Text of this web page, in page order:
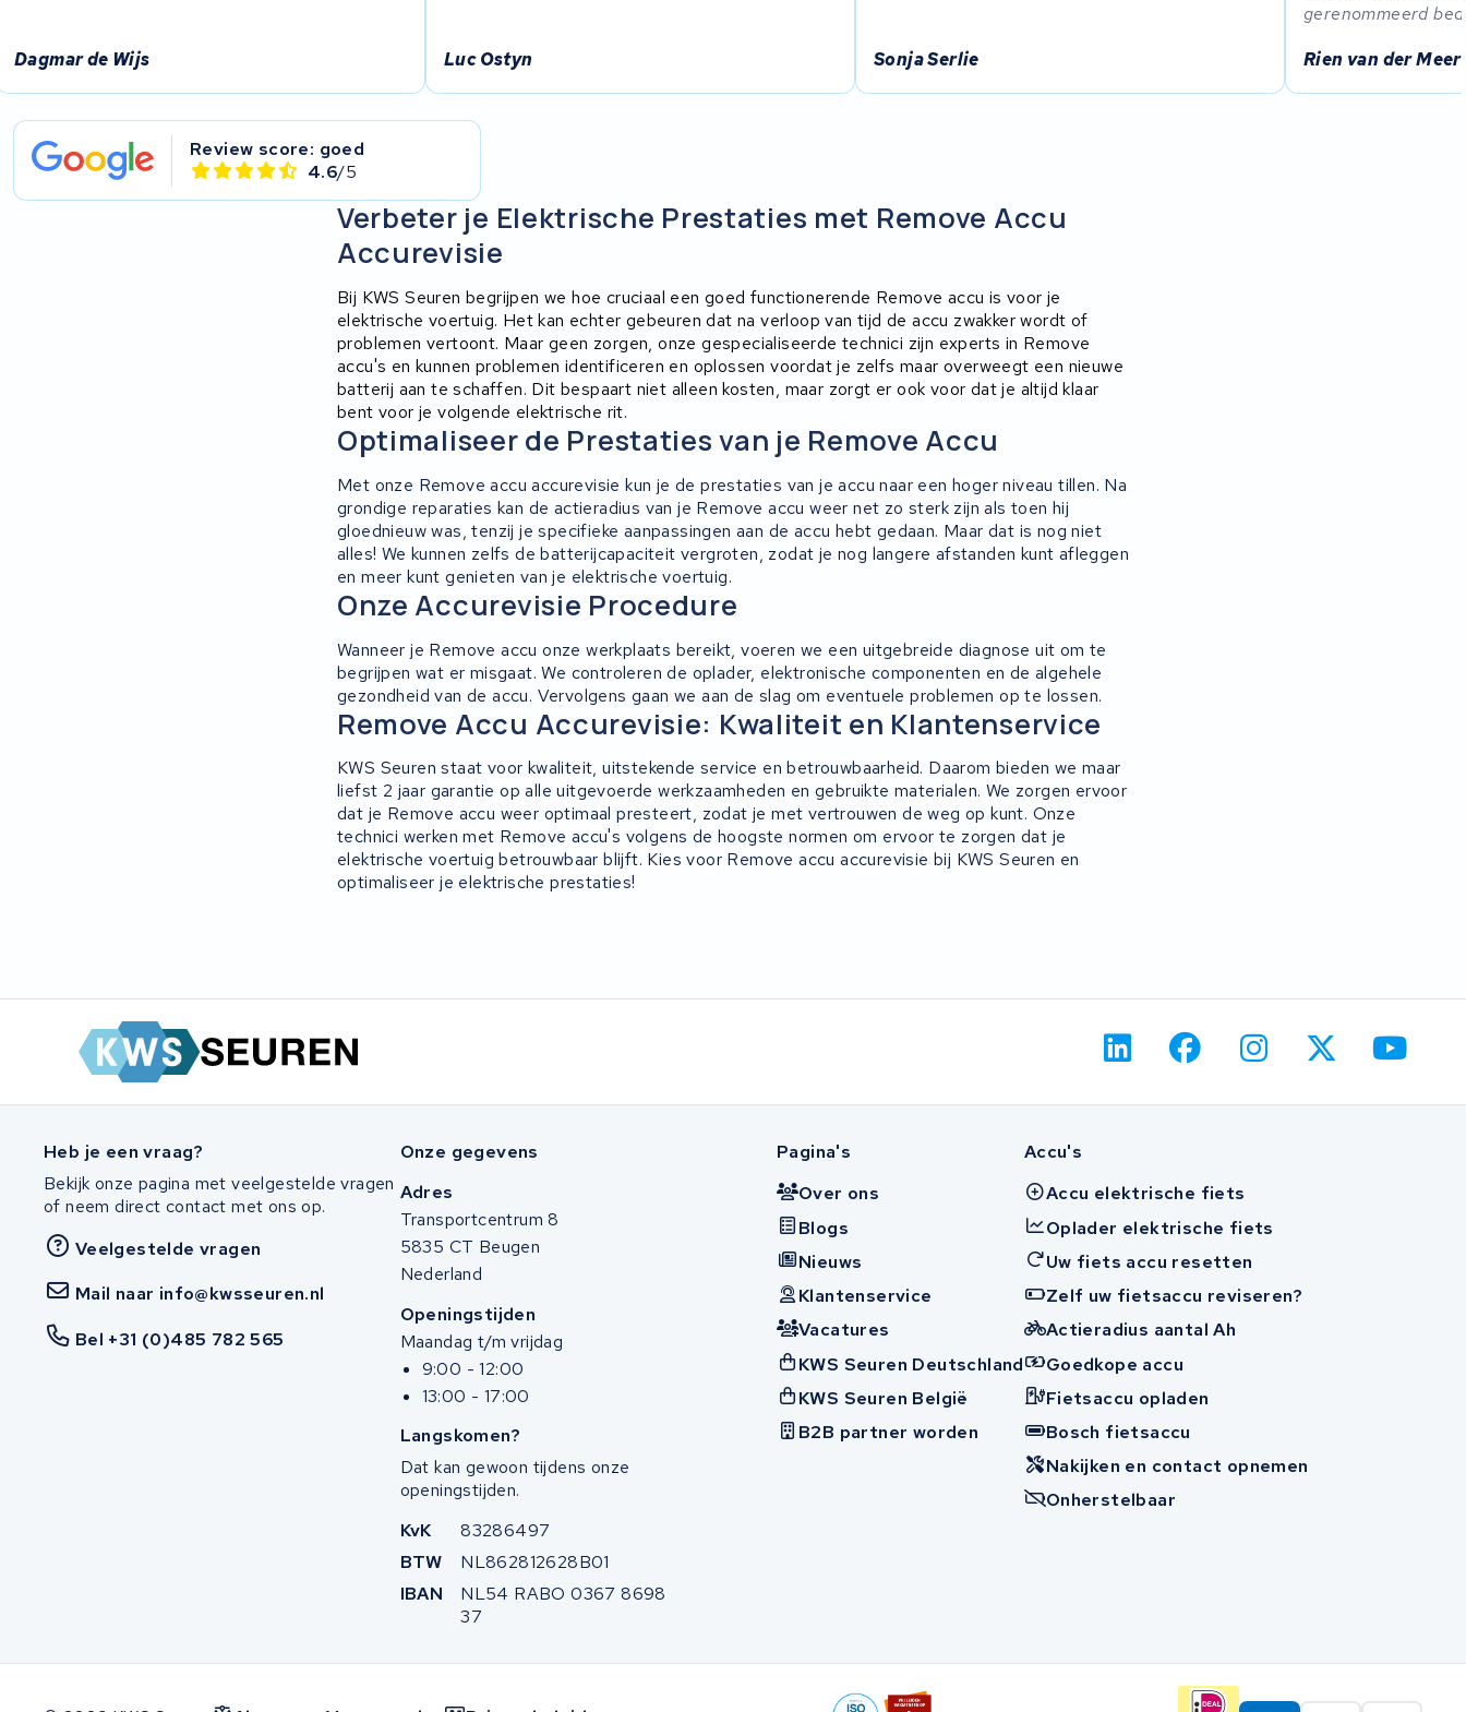
Devron
Derby cycle
Ultracell
Technibike
KUKA AG
Bianchi
Stella
Winther
Dagmar de Wijs Luc Ostyn Sonja Serlie
gerenommeerd
Rien van der Meer
Review score: goed
4.6/5
Verbeter je Elektrische Prestaties met Remove Accu
Accurevisie
Bij KWS Seuren begrijpen we hoe cruciaal een goed functionerende Remove accu is voor je
elektrische voertuig. Het kan echter gebeuren dat na verloop van tijd de accu zwakker wordt of
problemen vertoont. Maar geen zorgen, onze gespecialiseerde technici zijn experts in Remove
accu's en kunnen problemen identificeren en oplossen voordat je zelfs maar overweegt een nieuwe
batterij aan te schaffen. Dit bespaart niet alleen kosten, maar zorgt er ook voor dat je altijd klaar
bent voor je volgende elektrische rit.
Optimaliseer de Prestaties van je Remove Accu
Met onze Remove accu accurevisie kun je de prestaties van je accu naar een hoger niveau tillen. Na
grondige reparaties kan de actieradius van je Remove accu weer net zo sterk zijn als toen hij
gloednieuw was, tenzij je specifieke aanpassingen aan de accu hebt gedaan. Maar dat is nog niet
alles! We kunnen zelfs de batterijcapaciteit vergroten, zodat je nog langere afstanden kunt afleggen
en meer kunt genieten van je elektrische voertuig.
Onze Accurevisie Procedure
Wanneer je Remove accu onze werkplaats bereikt, voeren we een uitgebreide diagnose uit om te
begrijpen wat er misgaat. We controleren de oplader, elektronische componenten en de algehele
gezondheid van de accu. Vervolgens gaan we aan de slag om eventuele problemen op te lossen.
Remove Accu Accurevisie: Kwaliteit en Klantenservice
KWS Seuren staat voor kwaliteit, uitstekende service en betrouwbaarheid. Daarom bieden we maar
liefst 2 jaar garantie op alle uitgevoerde werkzaamheden en gebruikte materialen. We zorgen ervoor
dat je Remove accu weer optimaal presteert, zodat je met vertrouwen de weg op kunt. Onze
technici werken met Remove accu's volgens de hoogste normen om ervoor te zorgen dat je
elektrische voertuig betrouwbaar blijft. Kies voor Remove accu accurevisie bij KWS Seuren en
optimaliseer je elektrische prestaties!
Heb je een vraag?
Bekijk onze pagina met veelgestelde vragen
of neem direct contact met ons op.
Veelgestelde vragen
Mail naar info@kwsseuren.nl
Bel +31 (0)485 782 565
Onze gegevens
Adres
Transportcentrum 8
5835 CT Beugen
Nederland
Openingstijden
Maandag t/m vrijdag
9:00 - 12:00
13:00 - 17:00
Langskomen?
Dat kan gewoon tijdens onze
openingstijden.
KvK
83286497
BTW
NL862812628B01
IBAN
NL54 RABO 0367 8698
37
Pagina's
Over ons
Blogs
Nieuws
Klantenservice
Vacatures
KWS Seuren Deutschland
KWS Seuren België
B2B partner worden
Accu's
Accu elektrische fiets
Oplader elektrische fiets
Uw fiets accu resetten
Zelf uw fietsaccu reviseren?
Actieradius aantal Ah
Goedkope accu
Fietsaccu opladen
Bosch fietsaccu
Nakijken en contact opnemen
Onherstelbaar